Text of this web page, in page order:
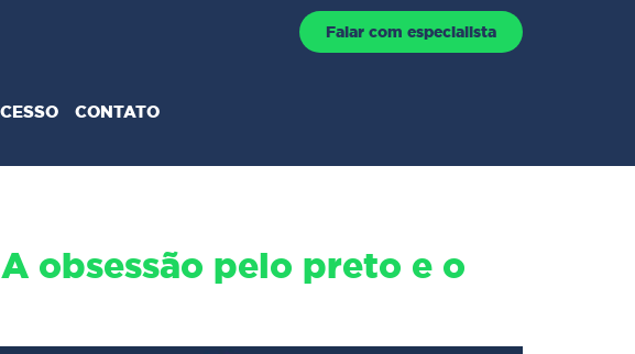
Falar com especialista
CONTATO
obsessão pelo preto e o